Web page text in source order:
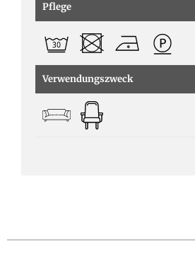
Pflege
Verwendungszweck